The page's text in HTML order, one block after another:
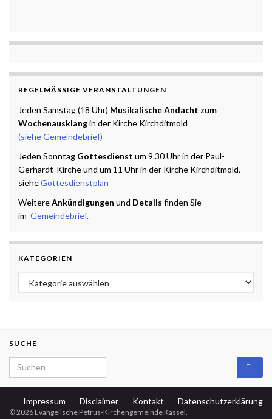
REGELMÄSSIGE VERANSTALTUNGEN
Jeden Samstag (18 Uhr) Musikalische Andacht zum
Wochenausklangin der Kirche Kirchditmold
(siehe Gemeindebrief)
Jeden Sonntag Gottesdienst um 9.30 Uhr in der Paul-
Gerhardt-Kirche und um 11 Uhr in der Kirche Kirchditmold,
sieheGottesdienstplan
WeitereAnkündigungen und Details finden Sie
im Gemeindebrief.
KATEGORIEN
Kategorien
SUCHE
Search for:
Impressum Disclaimer Kontakt Datenschutzerklärung
© 2026 Evangelische Petrus-Kirchengemeinde Kassel.